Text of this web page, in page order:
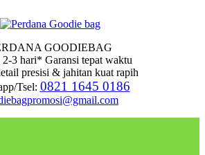
GOODIEBAG
2-3 hari* Garansi tepat waktu
presisi & jahitan kuat rapih
Tsel: 0821 1645 0186